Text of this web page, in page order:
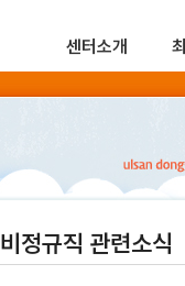
센터소개
비정규직 관련소식